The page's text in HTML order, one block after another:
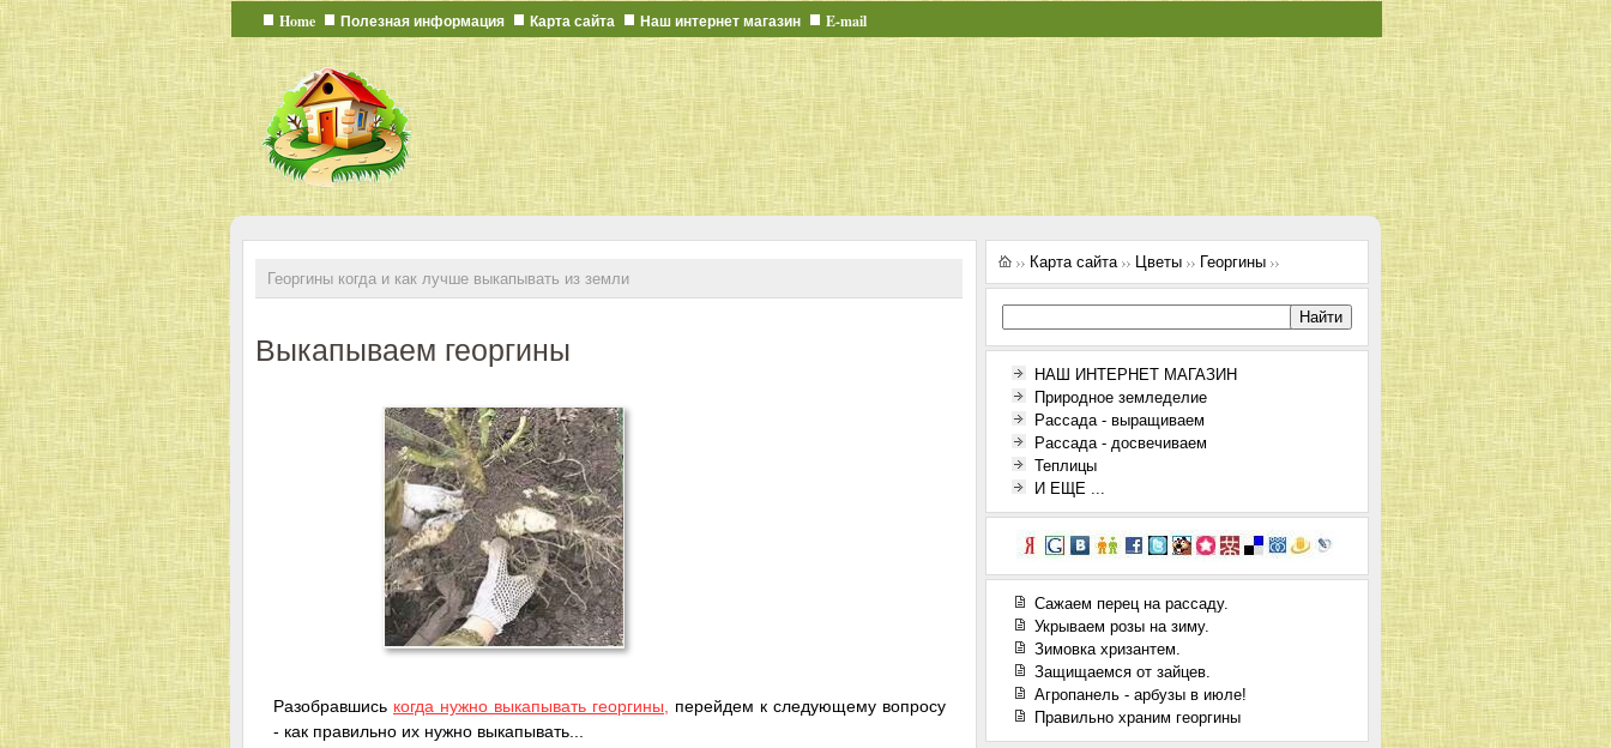
Георгины когда и как лучше выкапывать из земли
Выкапываем георгины
Разобравшись когда нужно выкапывать георгины,
перейдем к следующему вопросу
- как правильно их нужно выкапывать...
Карта сайта Цветы Георгины
НАШ ИНТЕРНЕТ МАГАЗИН
Природное земледелие
Рассада - выращиваем
Рассада - досвечиваем
Теплицы
И ЕЩЕ ...
Сажаем перец на рассаду.
Укрываем розы на зиму.
Зимовка хризантем.
Защищаемся от зайцев.
Агропанель - арбузы в июле!
Правильно храним георгины
Home Полезная информация Карта сайта Наш интернет магазин E-mail